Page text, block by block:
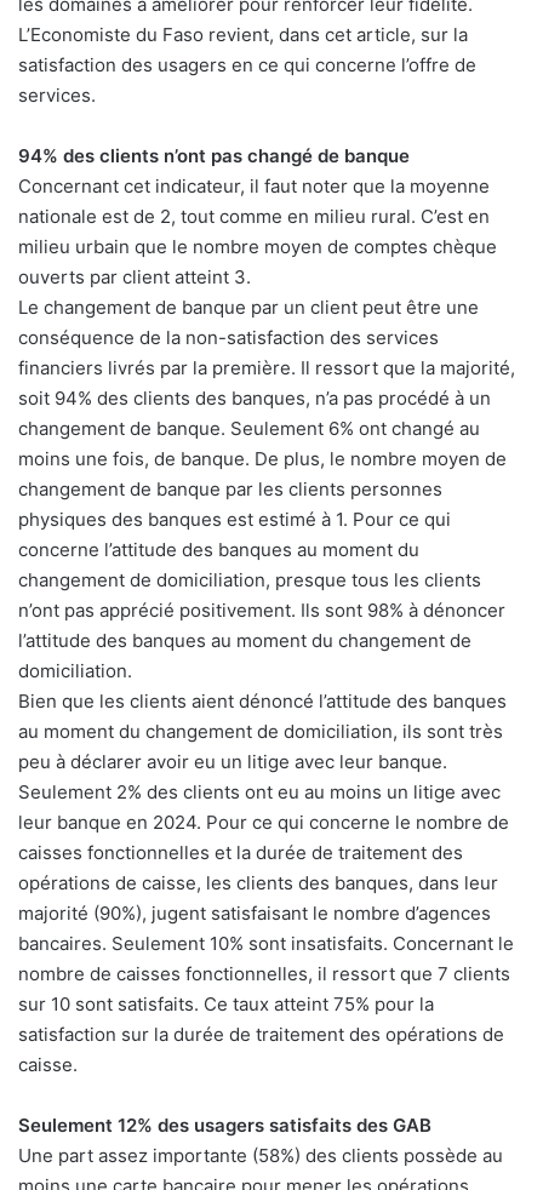
les domaines à améliorer pour renforcer leur fidélité.
L’Economiste du Faso revient, dans cet article, sur la
satisfaction des usagers en ce qui concerne l’offre de
services.
94% des clients n’ont pas changé de banque
Concernant cet indicateur, il faut noter que la moyenne
nationale est de 2, tout comme en milieu rural. C’est en
milieu urbain que le nombre moyen de comptes chèque
ouverts par client atteint 3.
Le changement de banque par un client peut être une
conséquence de la non-satisfaction des services
financiers livrés par la première. Il ressort que la majorité,
soit 94% des clients des banques, n’a pas procédé à un
changement de banque. Seulement 6% ont changé au
moins une fois, de banque. De plus, le nombre moyen de
changement de banque par les clients personnes
physiques des banques est estimé à 1. Pour ce qui
concerne l’attitude des banques au moment du
changement de domiciliation, presque tous les clients
n’ont pas apprécié positivement. Ils sont 98% à dénoncer
l’attitude des banques au moment du changement de
domiciliation.
Bien que les clients aient dénoncé l’attitude des banques
au moment du changement de domiciliation, ils sont très
peu à déclarer avoir eu un litige avec leur banque.
Seulement 2% des clients ont eu au moins un litige avec
leur banque en 2024. Pour ce qui concerne le nombre de
caisses fonctionnelles et la durée de traitement des
opérations de caisse, les clients des banques, dans leur
majorité (90%), jugent satisfaisant le nombre d’agences
bancaires. Seulement 10% sont insatisfaits. Concernant le
nombre de caisses fonctionnelles, il ressort que 7 clients
sur 10 sont satisfaits. Ce taux atteint 75% pour la
satisfaction sur la durée de traitement des opérations de
caisse.
Seulement 12% des usagers satisfaits des GAB
Une part assez importante (58%) des clients possède au